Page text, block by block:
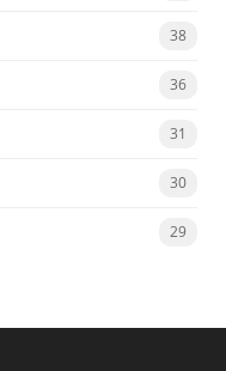
38
36
31
30
29